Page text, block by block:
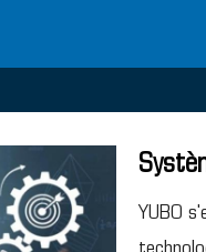
YUBO